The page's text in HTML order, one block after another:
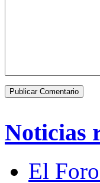
Noticias
El